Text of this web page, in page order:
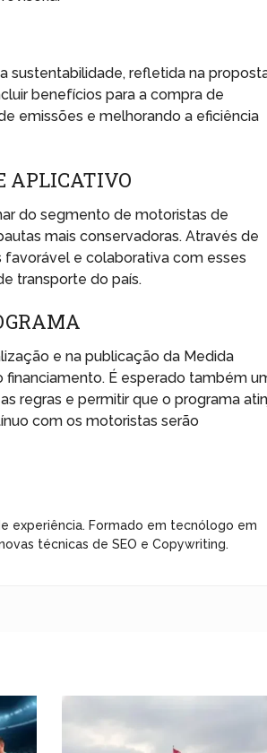
sustentabilidade, refletida na
benefícios para a compra de
emissões e melhorando a eficiência
APLICATIVO
do segmento de motoristas de
mais conservadoras. Através de
favorável e colaborativa com esses
transporte do país.
e na publicação da Medida
financiamento. É esperado também
regras e permitir que o programa
com os motoristas serão
experiência. Formado em tecnólogo em
técnicas de SEO e Copywriting.